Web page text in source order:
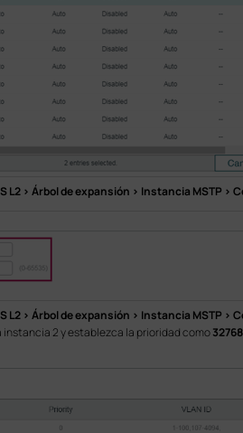
L2 > Árbol de expansión > Instancia MSTP >
L2 > Árbol de expansión > Instancia MSTP
instancia 2 y establezca la prioridad como32768